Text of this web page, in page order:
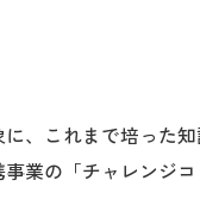
、これまで培った
業の「チャレンジコ